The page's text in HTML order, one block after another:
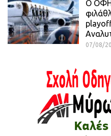
Ο ΟΦΗ
07/08/